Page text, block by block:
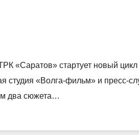
«Саратов» стартует новый
студия «Волга-фильм» и пресс-
два сюжета…